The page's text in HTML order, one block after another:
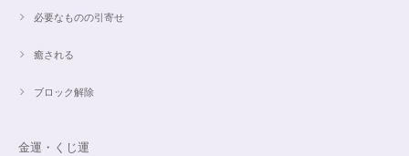
必要なものの引寄せ
癒される
ブロック解除
金運・くじ運